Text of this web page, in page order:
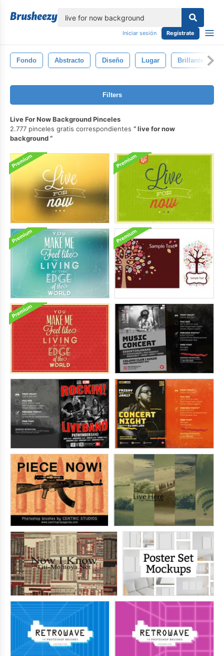
Iniciar sesión Regístrate
Fondo Abstracto Diseño Lugar Brillante
Filters
Live For Now Background Pinceles
2.777 pinceles gratis correspondientes
live for now
background